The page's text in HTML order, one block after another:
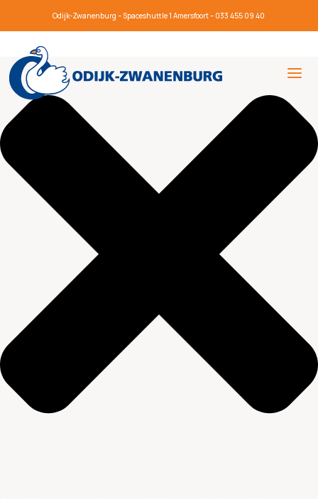
Beheer toestemming
Odijk-Zwanenburg – Spaceshuttle 1 Amersfoort – 033 455 09 40